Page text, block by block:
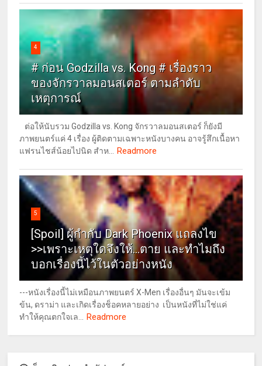
4
# ก่อน Godzilla vs. Kong # เรื่องราว
ของจักรวาลมอนสเตอร์ ตามลำดับ
เหตุการณ์
ต่อให้นับรวม Godzilla vs. Kong จักรวาลมอนสเตอร์ ก็ยังมี
ภาพยนตร์แค่ 4 เรื่อง ผู้ติดตามเฉพาะหนังบางคน อาจรู้สึกเนื้อหา
แฟรนไชส์น้อยไปนิด สำห... Readmore
5
[Spoil] ผู้กำกับ Dark Phoenix แถลงไข
>>เพราะเหตุใดจึงให้...ตาย และทำไมถึง
บอกเรื่องนี้ไว้ในตัวอย่างหนัง
---หนังเรื่องนี้ไม่เหมือนภาพยนตร์ X-Men เรื่องอื่นๆ มันจะเข้ม
ข้น, ดราม่า และเกิดเรื่องช็อคหลายอย่าง เป็นหนังที่ไม่ใช่แค่
ทำให้คุณตกใจเล... Readmore